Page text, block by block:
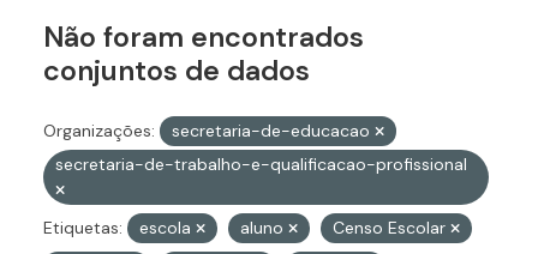
Não foram encontrados
conjuntos de dados
Organizações:
secretaria-de-educacao
secretaria-de-trabalho-e-qualificacao-profissional
Etiquetas: escola aluno
Censo Escolar